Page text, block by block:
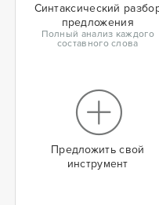
Синтаксический
предложения
Полный анализ каждого
составного слова
Предложить свой
инструмент